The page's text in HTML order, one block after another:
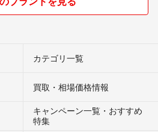
カテゴリ一覧
買取・相場価格情報
キャンペーン一覧・おすすめ
特集